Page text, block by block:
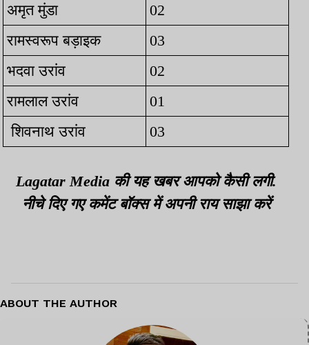
अमृत मुंडा
02
रामस्वरूप बड़ाइक
03
भदवा उरांव
02
रामलाल उरांव
01
शिवनाथ उरांव
03
Lagatar Media की यह खबर आपको कैसी लगी.
नीचे दिए गए कमेंट बॉक्स में अपनी राय साझा करें
ABOUT THE AUTHOR